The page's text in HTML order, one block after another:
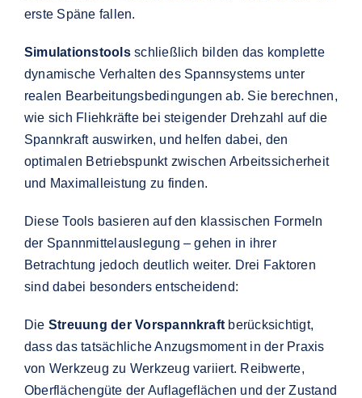
erste Späne fallen.
Simulationstoolsschließlich bilden das komplette
dynamische Verhalten des Spannsystems unter
realen Bearbeitungsbedingungen ab. Sie berechnen,
wie sich Fliehkräfte bei steigender Drehzahl auf die
Spannkraft auswirken, und helfen dabei, den
optimalen Betriebspunkt zwischen Arbeitssicherheit
und Maximalleistung zu finden.
Diese Tools basieren auf den klassischen Formeln
der Spannmittelauslegung – gehen in ihrer
Betrachtung jedoch deutlich weiter. Drei Faktoren
sind dabei besonders entscheidend:
Die Streuung der Vorspannkraft berücksichtigt,
dass das tatsächliche Anzugsmoment in der Praxis
von Werkzeug zu Werkzeug variiert. Reibwerte,
Oberflächengüte der Auflageflächen und der Zustand